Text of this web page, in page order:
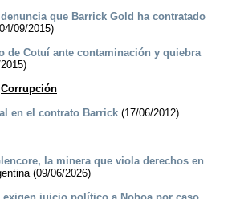
que Barrick Gold ha contratado
09/2015)
de Cotuí ante contaminación y quiebra
Corrupción
en el contrato Barrick (17/06/2012)
la minera que viola derechos en
(09/06/2026)